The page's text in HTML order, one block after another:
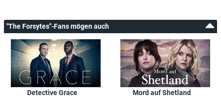
"The Forsytes"-Fans mögen auch
Detective Grace Mord auf Shetland